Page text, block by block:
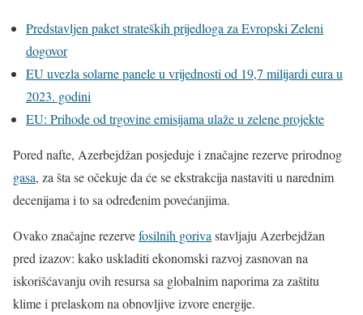
Predstavljen paket strateških prijedloga za Evropski Zeleni
dogovor
EU uvezla solarne panele u vrijednosti od 19,7 milijardi eura u
2023. godini
EU: Prihode od trgovine emisijama ulaže u zelene projekte
Pored nafte, Azerbejdžan posjeduje i značajne rezerve prirodnog
gasa, za šta se očekuje da će se ekstrakcija nastaviti u narednim
decenijama i to sa određenim povećanjima.
Ovako značajne rezervefosilnih goriva stavljaju Azerbejdžan
pred izazov: kako uskladiti ekonomski razvoj zasnovan na
iskorišćavanju ovih resursa sa globalnim naporima za zaštitu
klime i prelaskom na obnovljive izvore energije.